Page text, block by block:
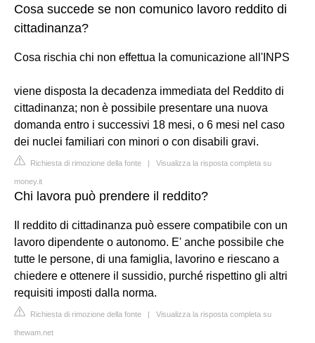
Cosa succede se non comunico lavoro reddito di
cittadinanza?
Cosa rischia chi non effettua la comunicazione all'INPS
viene disposta la decadenza immediata del Reddito di
cittadinanza; non è possibile presentare una nuova
domanda entro i successivi 18 mesi, o 6 mesi nel caso
dei nuclei familiari con minori o con disabili gravi.
Richiesta di rimozione della fonte | Visualizza la risposta completa su
money.it
Chi lavora può prendere il reddito?
Il reddito di cittadinanza può essere compatibile con un
lavoro dipendente o autonomo. E' anche possibile che
tutte le persone, di una famiglia, lavorino e riescano a
chiedere e ottenere il sussidio, purché rispettino gli altri
requisiti imposti dalla norma.
Richiesta di rimozione della fonte | Visualizza la risposta completa su
thewam.net